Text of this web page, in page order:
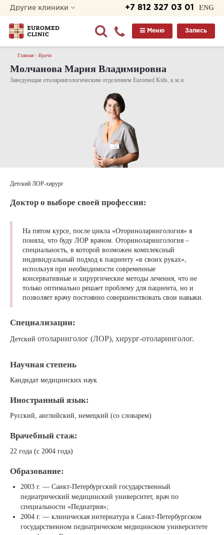
ENG
+7 812 327 03 01
Другие клиники
Запись
Меню
Главная Врачи
Молчанова Мария Владимировна
Заведующая отоларингологическим отделением Euromed Kids, к.м.н.
Детский ЛОР-хирург
Доктор о выборе своей профессии:
На пятом курсе, после цикла «Оториноларингология» я
поняла, что буду ЛОР врачом. Оториноларингология –
специальность, в которой возможен комплексный
индивидуальный подход к пациенту «в своих руках»,
используя при необходимости современные
консервативные и хирургические методы лечения, что не
только оптимально решает проблему для пациента, но и
позволяет врачу постоянно совершенствовать свои навыки.
Специализации:
Детский отоларинголог (ЛОР), хирург-отоларинголог.
Научная степень
Кандидат медицинских наук
Иностранный язык:
Русский, английский, немецкий (со словарем)
Врачебный стаж:
22 года (с 2004 года)
Образование:
2003 г. — Санкт-Петербургский государственный
педиатрический медицинский университет, врач по
специальности «Педиатрия»;
2004 г. — клиническая интернатура в Санкт-Петербургском
государственном педиатрическом медицинском университете